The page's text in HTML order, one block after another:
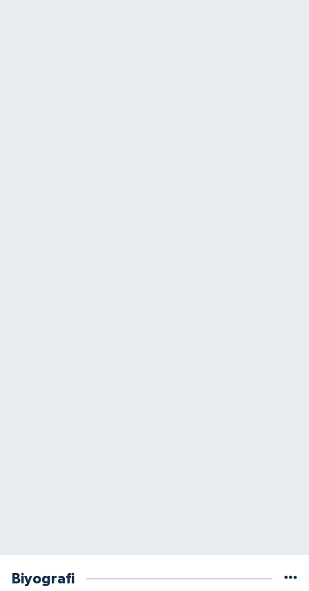
Biyografi